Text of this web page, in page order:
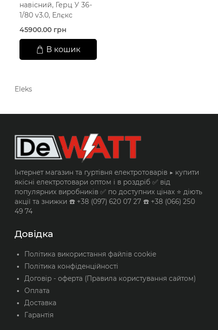
навісний, Герц У 36-
1/80 v3.0, Елєкс
45900.00 грн
В кошик
Eleks
Інтернет магазин та гуртівня електротоварів ▶️ купити
якісні електротовари оптом і в роздріб ✅ від
популярних виробників ✅ по доступних цінах ⭐ діють
акції та знижки ☎️ +38 (097) 620 07 27 ☎️ +38 (066) 250
49 74
Довідка
Політика використання файлів cookie
Політика конфіденційності
Договір - оферта (Правила користування сайтом)
Оплата
Доставка
Гарантія